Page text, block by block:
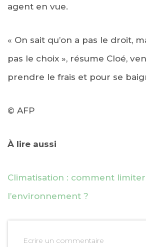
agent en vue.
« On sait qu’on a pas le droit,
pas le choix », résume Cloé,
prendre le frais et pour se
© AFP
À lire aussi
Climatisation : comment
l’environnement ?
Ecrire un commentaire